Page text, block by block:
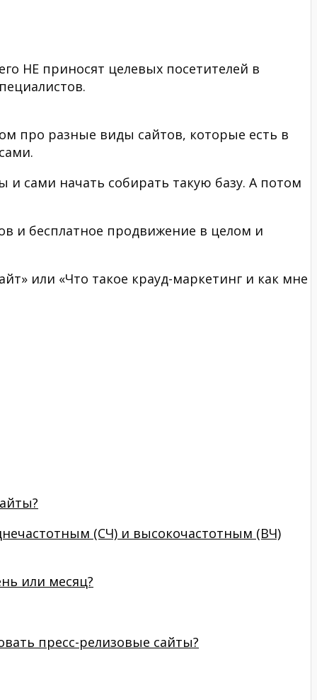
НЕ приносят целевых посетителей в
про разные виды сайтов, которые есть в
сами начать собирать такую базу. А потом
и бесплатное продвижение в целом и
или «Что такое крауд-маркетинг и как мне
(СЧ) и высокочастотным (ВЧ)
или месяц?
пресс-релизовые сайты?